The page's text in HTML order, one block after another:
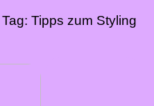
Tipps zum Styling